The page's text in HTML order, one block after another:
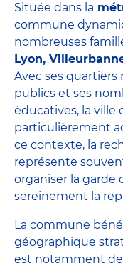
Située dans la
commune
nombreuses
Lyon,
Avec ses
publics et ses
éducatives, la ville
particulièrement
ce contexte, la
représente
organiser la garde
sereinement la
La commune
géographique
est notamment